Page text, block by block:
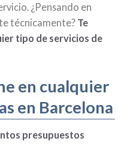
¿Pensando en
técnicamente? Te
tipo de servicios de
en cualquier
en Barcelona
presupuestos